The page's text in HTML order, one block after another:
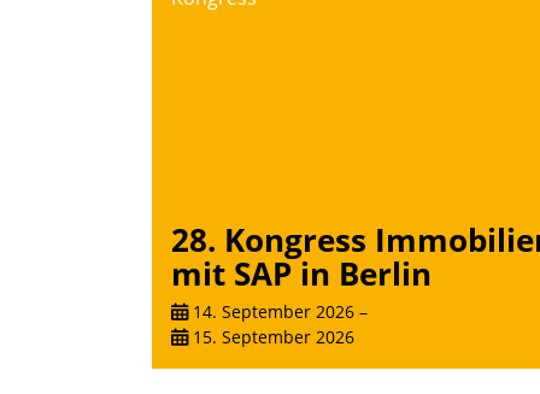
28. Kongress
mit SAP in Berlin
14. September 2026 –
15. September 2026